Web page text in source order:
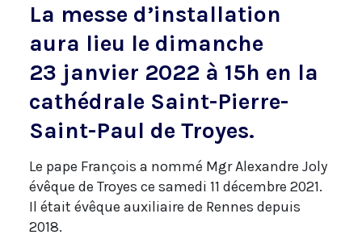
La messe d’installation
aura lieu le dimanche
23 janvier 2022 à 15h en la
cathédrale Saint-Pierre-
Saint-Paul de Troyes.
Le pape François a nommé Mgr Alexandre Joly
évêque de Troyes ce samedi 11 décembre 2021.
Il était évêque auxiliaire de Rennes depuis
2018.